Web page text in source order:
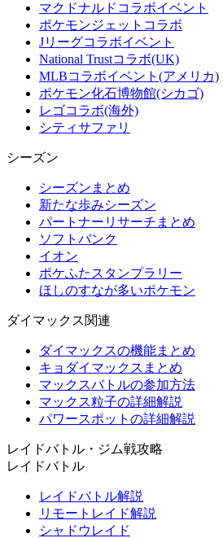
マクドナルドコラボイベント
ポケモンジェットコラボ
Jリーグコラボイベント
National Trustコラボ(UK)
MLBコラボイベント(アメリカ)
ポケモン化石博物館(シカゴ)
レゴコラボ(海外)
シティサファリ
シーズン
シーズンまとめ
新たな歩みシーズン
パートナーリサーチまとめ
ソフトバンク
イオン
ポケふたスタンプラリー
ほしのすなが多いポケモン
ダイマックス関連
ダイマックスの機能まとめ
キョダイマックスまとめ
マックスバトルの参加方法
マックス粒子の詳細解説
パワースポットの詳細解説
レイドバトル・ジム戦攻略
レイドバトル
レイドバトル解説
リモートレイド解説
シャドウレイド